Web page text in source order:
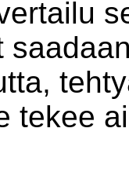
tekee